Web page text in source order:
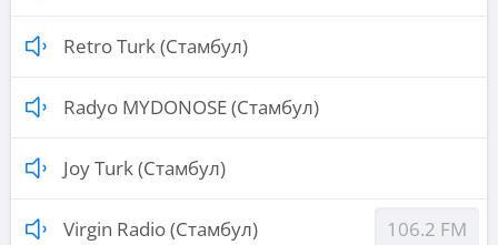
Retro Turk (Стамбул)
Radyo MYDONOSE (Стамбул)
Joy Turk (Стамбул)
Virgin Radio (Стамбул) 106.2 FM